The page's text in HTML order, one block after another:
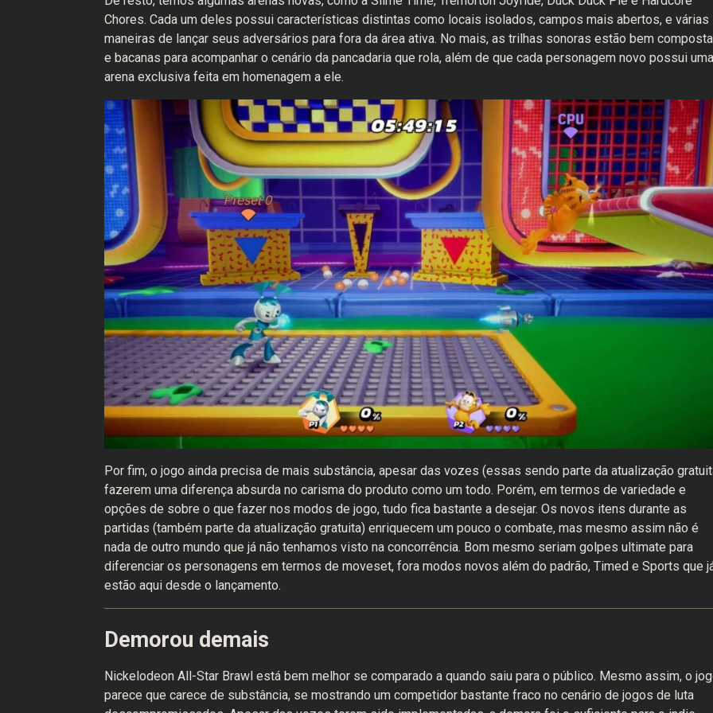
Chores. Cada um deles possui características distintas como locais isolados, campos mais abertos, e várias
maneiras de lançar seus adversários para fora da área ativa. No mais, as trilhas sonoras estão bem
e bacanas para acompanhar o cenário da pancadaria que rola, além de que cada personagem novo possui uma
arena exclusiva feita em homenagem a ele.
Por fim, o jogo ainda precisa de mais substância, apesar das vozes (essas sendo parte da atualização
fazerem uma diferença absurda no carisma do produto como um todo. Porém, em termos de variedade e
opções de sobre o que fazer nos modos de jogo, tudo fica bastante a desejar. Os novos itens durante as
partidas (também parte da atualização gratuita) enriquecem um pouco o combate, mas mesmo assim não é
nada de outro mundo que já não tenhamos visto na concorrência. Bom mesmo seriam golpes ultimate para
diferenciar os personagens em termos de moveset, fora modos novos além do padrão, Timed e Sports que
estão aqui desde o lançamento.
Demorou demais
Nickelodeon All-Star Brawl está bem melhor se comparado a quando saiu para o público. Mesmo assim, o
parece que carece de substância, se mostrando um competidor bastante fraco no cenário de jogos de luta